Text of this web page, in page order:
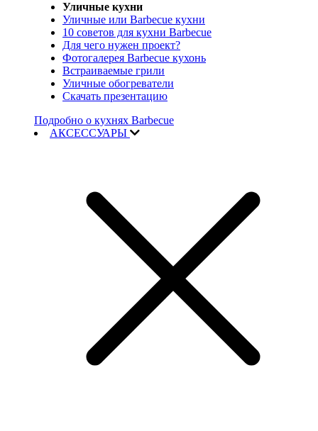
Уличные кухни
Уличные или Barbecue кухни
10 советов для кухни Barbecue
Для чего нужен проект?
Фотогалерея Barbecue кухонь
Встраиваемые грили
Уличные обогреватели
Скачать презентацию
Подробно о кухнях Barbecue
АКСЕССУАРЫ